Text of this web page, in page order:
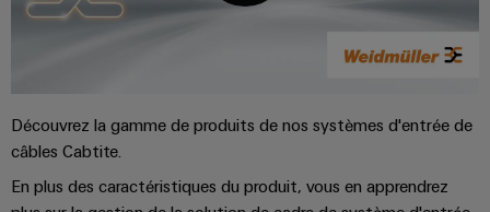
Découvrez la gamme de produits de nos systèmes d'entrée de
câbles Cabtite.
En plus des caractéristiques du produit, vous en apprendrez